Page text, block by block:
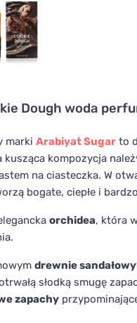
Dough woda
marki Arabiyat Sugar to
kusząca kompozycja
na ciasteczka. W
bogate, ciepłe i
orchidea, która
drewnie
słodką smugę
zapachy